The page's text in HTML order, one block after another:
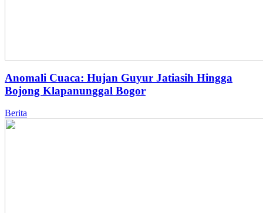
Anomali Cuaca: Hujan Guyur Jatiasih Hingga
Bojong Klapanunggal Bogor
Berita